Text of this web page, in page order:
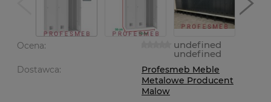
Ocena: undefined
undefined
Dostawca:
Profesmeb Meble
Metalowe Producent
Malow